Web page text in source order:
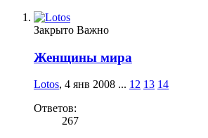
Закрыто Важно
Женщины мира
Lotos, 4 янв 2008 ... 12 13 14
Ответов:
267